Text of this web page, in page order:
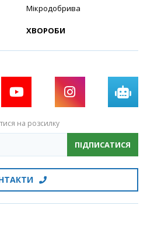
Мікродобрива
ХВОРОБИ
на розсилку
ПІДПИСАТИСЯ